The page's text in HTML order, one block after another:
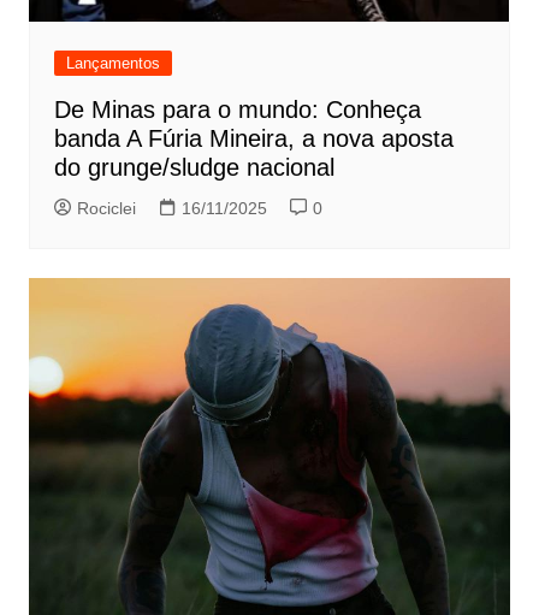
Lançamentos
De Minas para o mundo: Conheça
banda A Fúria Mineira, a nova aposta
do grunge/sludge nacional
Rociclei 16/11/2025 0